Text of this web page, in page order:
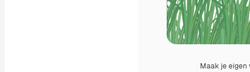
Maak je eigen